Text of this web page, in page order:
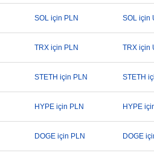
SOL için PLN SOL için
TRX için PLN TRX için
STETH için PLN STETH
HYPE için PLN HYPE
DOGE için PLN DOGE